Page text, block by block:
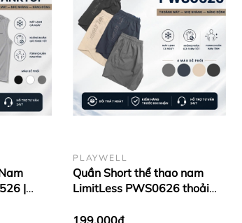
|
PLAYWELL
Quần Short thể thao nam
LimitLess PWS0626 thoải
bộ
199.000₫